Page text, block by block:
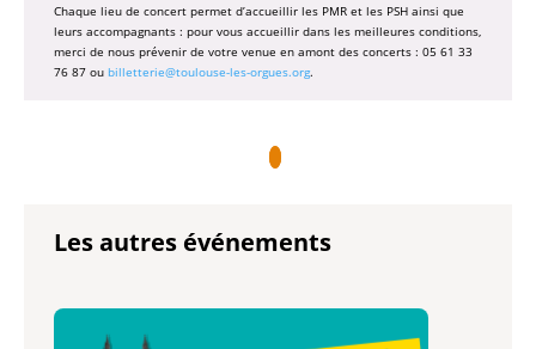
Chaque lieu de concert permet d’accueillir les PMR et les PSH ainsi que
leurs accompagnants : pour vous accueillir dans les meilleures conditions,
merci de nous prévenir de votre venue en amont des concerts : 05 61 33
76 87 ou billetterie@toulouse-les-orgues.org.
Les autres événements